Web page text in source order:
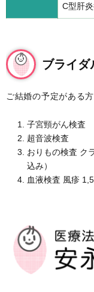
C型肝
ブライダ
ご結婚の予定がある
子宮頸がん検査
超音波検査
おりもの検査 ク
込み）
血液検査 風疹